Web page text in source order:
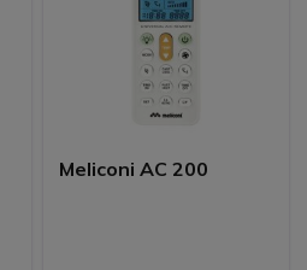
Meliconi AC 200